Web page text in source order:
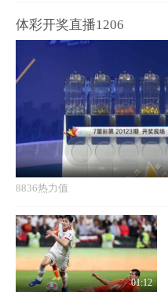
体彩开奖直播1206
8836热力值
01:12